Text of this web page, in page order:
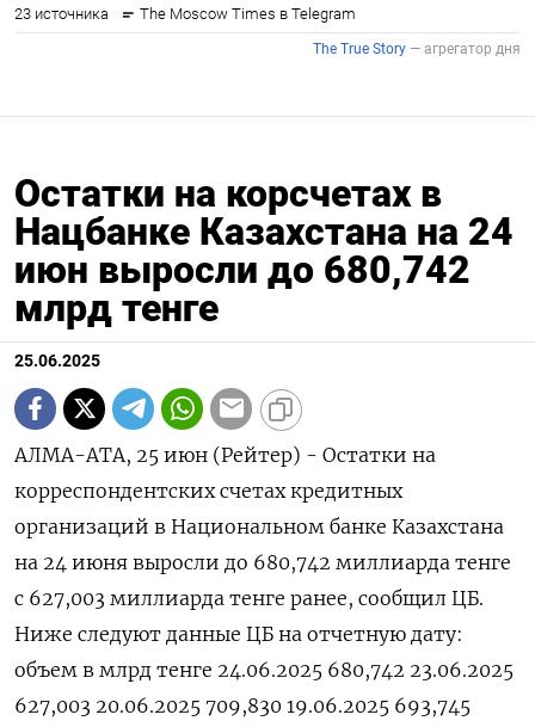
Остатки на корсчетах в
Нацбанке Казахстана на 24
июн выросли до 680,742
млрд тенге
25.06.2025
АЛМА-АТА, 25 июн (Рейтер) - Остатки на
корреспондентских счетах кредитных
организаций в Национальном банке Казахстана
на 24 июня выросли до 680,742 миллиарда тенге
с 627,003 миллиарда тенге ранее, сообщил ЦБ.
Ниже следуют данные ЦБ на отчетную дату:
объем в млрд тенге 24.06.2025 680,742 23.06.2025
627,003 20.06.2025 709,830 19.06.2025 693,745